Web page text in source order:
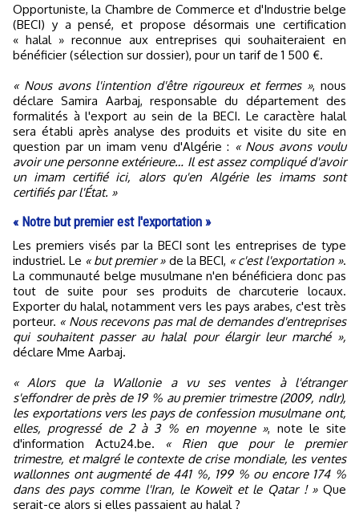
Opportuniste, la Chambre de Commerce et d'Industrie belge
(BECI) y a pensé, et propose désormais une certification
« halal » reconnue aux entreprises qui souhaiteraient en
bénéficier (sélection sur dossier), pour un tarif de 1 500 €.
« Nous avons l'intention d'être rigoureux et fermes », nous
déclare Samira Aarbaj, responsable du département des
formalités à l'export au sein de la BECI. Le caractère halal
sera établi après analyse des produits et visite du site en
question par un imam venu d'Algérie : « Nous avons voulu
avoir une personne extérieure… Il est assez compliqué d'avoir
un imam certifié ici, alors qu'en Algérie les imams sont
certifiés par l'État. »
« Notre but premier est l'exportation »
Les premiers visés par la BECI sont les entreprises de type
industriel. Le « but premier »de la BECI, « c'est l'exportation ».
La communauté belge musulmane n'en bénéficiera donc pas
tout de suite pour ses produits de charcuterie locaux.
Exporter du halal, notamment vers les pays arabes, c'est très
porteur. « Nous recevons pas mal de demandes d'entreprises
qui souhaitent passer au halal pour élargir leur marché »,
déclare Mme Aarbaj.
« Alors que la Wallonie a vu ses ventes à l'étranger
s'effondrer de près de 19 % au premier trimestre (2009, ndlr),
les exportations vers les pays de confession musulmane ont,
elles, progressé de 2 à 3 % en moyenne », note le site
d'information Actu24.be. « Rien que pour le premier
trimestre, et malgré le contexte de crise mondiale, les ventes
wallonnes ont augmenté de 441 %, 199 % ou encore 174 %
dans des pays comme l'Iran, le Koweït et le Qatar ! »Que
serait-ce alors si elles passaient au halal ?